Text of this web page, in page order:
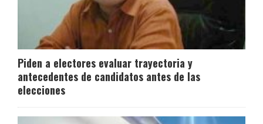
Piden a electores evaluar trayectoria y
antecedentes de candidatos antes de las
elecciones